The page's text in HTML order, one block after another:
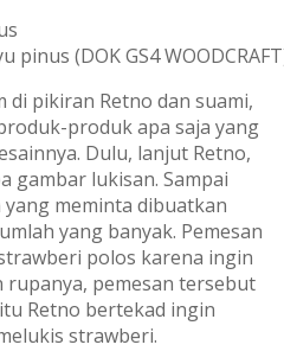
pinus (DOK GS4
pikiran Retno dan suami,
produk apa saja yang
Dulu, lanjut Retno,
gambar lukisan. Sampai
meminta dibuatkan
yang banyak. Pemesan
polos karena ingin
rupanya, pemesan tersebut
Retno bertekad ingin
strawberi.